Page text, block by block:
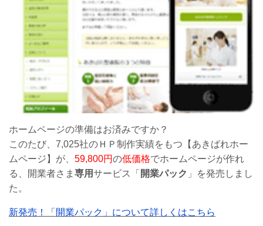
ホームページの準備はお済みですか？
このたび、7,025社のＨＰ制作実績をもつ【あきばれホー
ムページ】が、 59,800円の低価格でホームページが作れ
る、開業者さま 専用サービス「 開業パック 」を発売しまし
た。
新発売！「開業パック」について詳しくはこちら